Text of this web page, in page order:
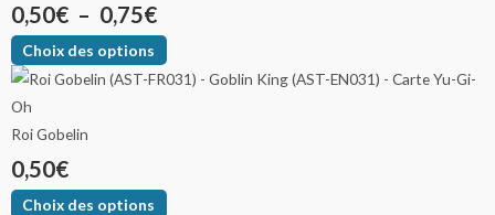
0,50€ – 0,75€
Choix des options
Roi Gobelin
0,50€
Choix des options